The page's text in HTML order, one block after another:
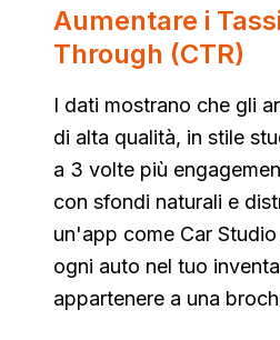
Aumentare i
Through (CTR)
I dati mostrano che gli
di alta qualità, in stile
a 3 volte più
con sfondi naturali e
un'app come Car
ogni auto nel tuo
appartenere a una